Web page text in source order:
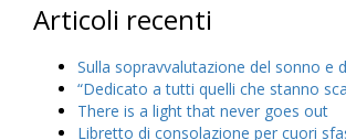
Articoli recenti
Sulla sopravvalutazione del sonno e
“Dedicato a tutti quelli che stanno
There is a light that never goes out
Libretto di consolazione per cuori